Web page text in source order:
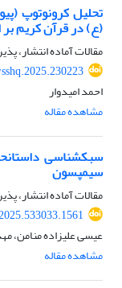
تحلیل کرونوتوپ‌
(ع) در قرآن کریم
مقالات آماده انتشار،
احمد امیدوار
مشاهده مقاله
سبک‏شناسی
سیمپسون
مقالات آماده انتشار،
عیسی علیزاده منامن،
مشاهده مقاله